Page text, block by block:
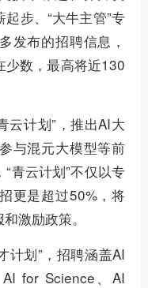
步、“大牛主管”专
发布的招聘信息，
少数，最高将近130
云计划”，推出AI大
与混元大模型等前
青云计划”不仅以专
更是超过50%，将
激励政策。
计划”，招聘涵盖AI
for Science、AI